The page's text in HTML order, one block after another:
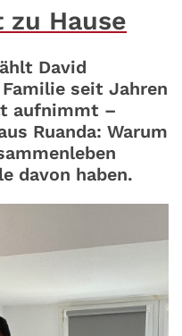
zu Hause
David
seit Jahren
aufnimmt –
Ruanda: Warum
davon haben.